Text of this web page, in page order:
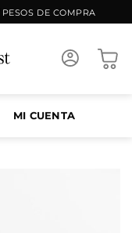
PESOS DE COMPRA
MI CUENTA